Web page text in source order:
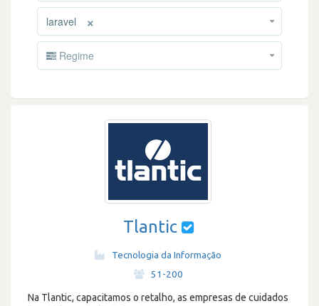
×
laravel
Regime
Tlantic
Tecnologia da Informação
51-200
Na Tlantic, capacitamos o retalho, as empresas de cuidados